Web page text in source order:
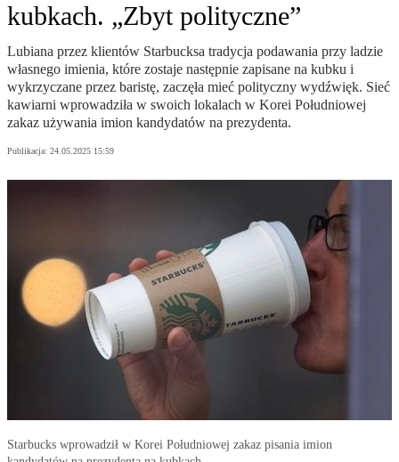
kubkach. „Zbyt polityczne”
Lubiana przez klientów Starbucksa tradycja podawania przy ladzie
własnego imienia, które zostaje następnie zapisane na kubku i
wykrzyczane przez baristę, zaczęła mieć polityczny wydźwięk. Sieć
kawiarni wprowadziła w swoich lokalach w Korei Południowej
zakaz używania imion kandydatów na prezydenta.
Publikacja: 24.05.2025 15:59
Starbucks wprowadził w Korei Południowej zakaz pisania imion